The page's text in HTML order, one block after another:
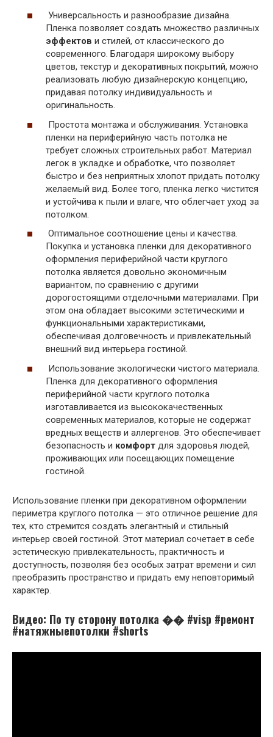
Универсальность и разнообразие дизайна.
Пленка позволяет создать множество различных
эффектов и стилей, от классического до
современного. Благодаря широкому выбору
цветов, текстур и декоративных покрытий, можно
реализовать любую дизайнерскую концепцию,
придавая потолку индивидуальность и
оригинальность.
Простота монтажа и обслуживания. Установка
пленки на периферийную часть потолка не
требует сложных строительных работ. Материал
легок в укладке и обработке, что позволяет
быстро и без неприятных хлопот придать потолку
желаемый вид. Более того, пленка легко чистится
и устойчива к пыли и влаге, что облегчает уход за
потолком.
Оптимальное соотношение цены и качества.
Покупка и установка пленки для декоративного
оформления периферийной части круглого
потолка является довольно экономичным
вариантом, по сравнению с другими
дорогостоящими отделочными материалами. При
этом она обладает высокими эстетическими и
функциональными характеристиками,
обеспечивая долговечность и привлекательный
внешний вид интерьера гостиной.
Использование экологически чистого материала.
Пленка для декоративного оформления
периферийной части круглого потолка
изготавливается из высококачественных
современных материалов, которые не содержат
вредных веществ и аллергенов. Это обеспечивает
безопасность и комфорт для здоровья людей,
проживающих или посещающих помещение
гостиной.
Использование пленки при декоративном оформлении
периметра круглого потолка — это отличное решение для
тех, кто стремится создать элегантный и стильный
интерьер своей гостиной. Этот материал сочетает в себе
эстетическую привлекательность, практичность и
доступность, позволяя без особых затрат времени и сил
преобразить пространство и придать ему неповторимый
характер.
Видео: По ту сторону потолка �� #visp #ремонт
#натяжныепотолки #shorts